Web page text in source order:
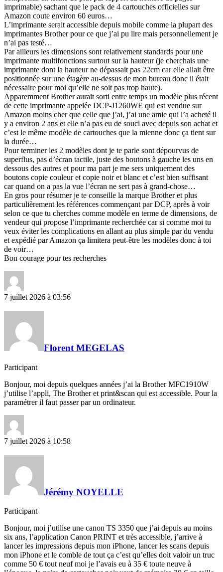
imprimable) sachant que le pack de 4 cartouches officielles sur
Amazon coute environ 60 euros…
L’imprimante serait accessible depuis mobile comme la plupart des
imprimantes Brother pour ce que j’ai pu lire mais personnellement je
n’ai pas testé…
Par ailleurs les dimensions sont relativement standards pour une
imprimante multifonctions surtout sur la hauteur (je cherchais une
imprimante dont la hauteur ne dépassait pas 22cm car elle allait être
positionnée sur une étagère au-dessus de mon bureau donc il était
nécessaire pour moi qu’elle ne soit pas trop haute).
Apparemment Brother aurait sorti entre temps un modèle plus récent
de cette imprimante appelée DCP-J1260WE qui est vendue sur
Amazon moins cher que celle que j’ai, j’ai une amie qui l’a acheté il
y a environ 2 ans et elle n’a pas eu de souci avec depuis son achat et
c’est le même modèle de cartouches que la mienne donc ça tient sur
la durée…
Pour terminer les 2 modèles dont je te parle sont dépourvus de
superflus, pas d’écran tactile, juste des boutons à gauche les uns en
dessous des autres et pour ma part je me sers uniquement des
boutons copie couleur et copie noir et blanc et c’est bien suffisant
car quand on a pas la vue l’écran ne sert pas à grand-chose…
En gros pour résumer je te conseille la marque Brother et plus
particulièrement les références commençant par DCP, après à voir
selon ce que tu cherches comme modèle en terme de dimensions, de
vendeur qui propose l’imprimante recherchée car si comme moi tu
veux éviter les complications en allant au plus simple par du vendu
et expédié par Amazon ça limitera peut-être les modèles donc à toi
de voir…
Bon courage pour tes recherches
7 juillet 2026 à 03:56
Florent MEGELAS
Participant
Bonjour, moi depuis quelques années j’ai la Brother MFC1910W
j’utilise l’appli, The Brother et print&scan qui est accessible. Pour la
paramétrer il faut passer par un ordinateur.
7 juillet 2026 à 10:58
Jérémy NOYELLE
Participant
Bonjour, moi j’utilise une canon TS 3350 que j’ai depuis au moins
six ans, l’application Canon PRINT et très accessible, j’arrive à
lancer les impressions depuis mon iPhone, lancer les scans depuis
mon iPhone et le comble de tout ça c’est qu’elles doit valoir un truc
comme 50 € tout neuf moi je l’avais eu à 35 € toute neuve à